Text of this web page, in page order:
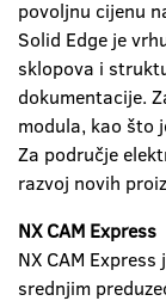
povoljnu cijenu
Solid Edge je
sklopova i
dokumentacije.
modula, kao što
Za područje
razvoj novih
NX CAM Express
NX CAM
srednjim